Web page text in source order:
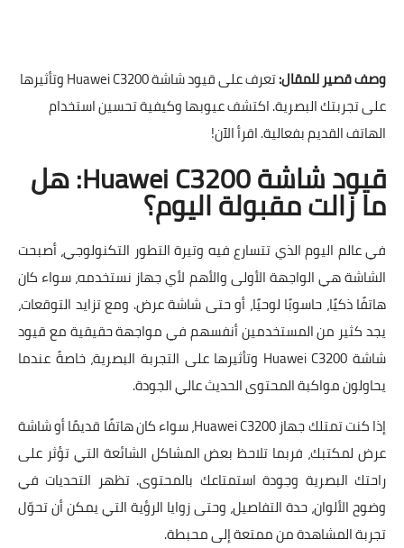
وصف قصير للمقال:
تعرف على قيود شاشة Huawei C3200 وتأثيرها
على تجربتك البصرية. اكتشف عيوبها وكيفية تحسين استخدام
الهاتف القديم بفعالية. اقرأ الآن!
قيود شاشة Huawei C3200: هل
ما زالت مقبولة اليوم؟
في عالم اليوم الذي تتسارع فيه وتيرة التطور التكنولوجي، أصبحت
الشاشة هي الواجهة الأولى والأهم لأي جهاز نستخدمه، سواء كان
هاتفًا ذكيًا، حاسوبًا لوحيًا، أو حتى شاشة عرض. ومع تزايد التوقعات،
يجد كثير من المستخدمين أنفسهم في مواجهة حقيقية معقيود
شاشة Huawei C3200 وتأثيرها على التجربة البصرية
، خاصةً عندما
يحاولون مواكبة المحتوى الحديث عالي الجودة.
إذا كنت تمتلك جهاز Huawei C3200، سواء كان هاتفًا قديمًا أو شاشة
عرض لمكتبك، فربما تلاحظ بعض المشاكل الشائعة التي تؤثر على
راحتك البصرية وجودة استمتاعك بالمحتوى. تظهر التحديات في
وضوح الألوان، حدة التفاصيل، وحتى زوايا الرؤية التي يمكن أن تحوّل
تجربة المشاهدة من ممتعة إلى محبطة.